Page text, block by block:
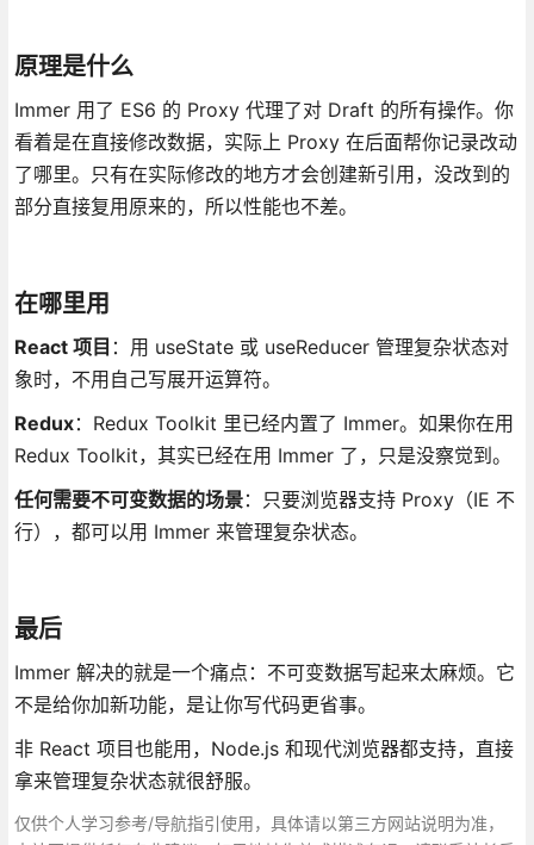
原理是什么
Immer 用了 ES6 的 Proxy 代理了对 Draft 的所有操作。你
看着是在直接修改数据，实际上 Proxy 在后面帮你记录改动
了哪里。只有在实际修改的地方才会创建新引用，没改到的
部分直接复用原来的，所以性能也不差。
在哪里用
React 项目 ：用 useState 或 useReducer 管理复杂状态对
象时，不用自己写展开运算符。
Redux：Redux Toolkit 里已经内置了 Immer。如果你在用
Redux Toolkit，其实已经在用 Immer 了，只是没察觉到。
任何需要不可变数据的场景：只要浏览器支持 Proxy（IE 不
行），都可以用 Immer 来管理复杂状态。
最后
Immer 解决的就是一个痛点：不可变数据写起来太麻烦。它
不是给你加新功能，是让你写代码更省事。
非 React 项目也能用，Node.js 和现代浏览器都支持，直接
拿来管理复杂状态就很舒服。
仅供个人学习参考/导航指引使用，具体请以第三方网站说明为准，